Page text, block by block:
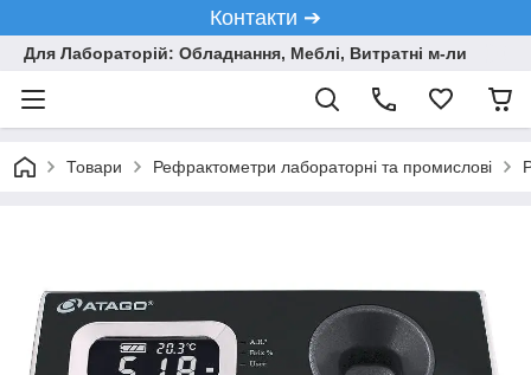
Контакти ➔
Для Лабораторій: Обладнання, Меблі, Витратні м-ли
Товари Рефрактометри лабораторні та промислові